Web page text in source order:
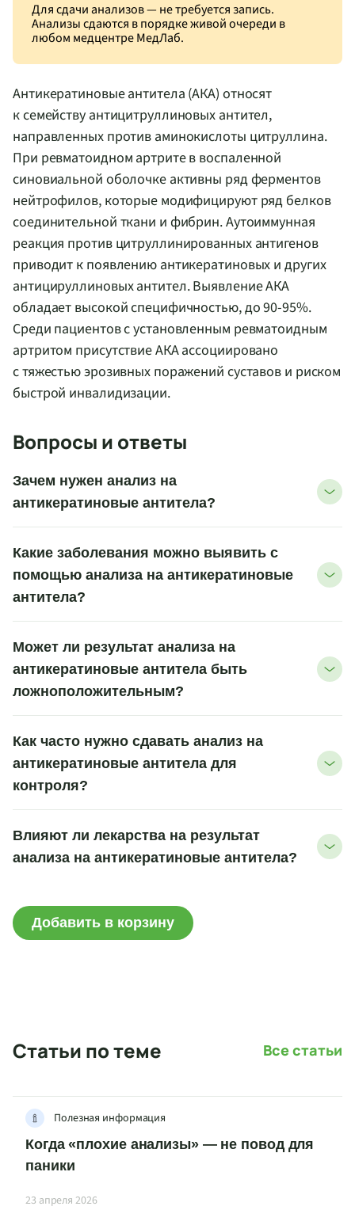
Для сдачи анализов — не требуется запись.
Анализы сдаются в порядке живой очереди в
любом медцентре МедЛаб.
Антикератиновые антитела (АКА) относят
к семейству антицитруллиновых антител,
направленных против аминокислоты цитруллина.
При ревматоидном артрите в воспаленной
синовиальной оболочке активны ряд ферментов
нейтрофилов, которые модифицируют ряд белков
соединительной ткани и фибрин. Аутоиммунная
реакция против цитруллинированных антигенов
приводит к появлению антикератиновых и других
антицируллиновых антител. Выявление АКА
обладает высокой специфичностью, до 90-95%.
Среди пациентов с установленным ревматоидным
артритом присутствие АКА ассоциировано
с тяжестью эрозивных поражений суставов и риском
быстрой инвалидизации.
Вопросы и ответы
Зачем нужен анализ на
антикератиновые антитела?
Какие заболевания можно выявить с
помощью анализа на антикератиновые
антитела?
Может ли результат анализа на
антикератиновые антитела быть
ложноположительным?
Как часто нужно сдавать анализ на
антикератиновые антитела для
контроля?
Влияют ли лекарства на результат
анализа на антикератиновые антитела?
Добавить в корзину
Статьи по теме Все статьи
Полезная информация
Когда «плохие анализы» — не повод для
паники
23 апреля 2026